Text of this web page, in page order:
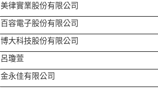
美律實業股份有限公司
百容電子股份有限公司
博大科技股份有限公司
呂瓊萱
金永佳有限公司